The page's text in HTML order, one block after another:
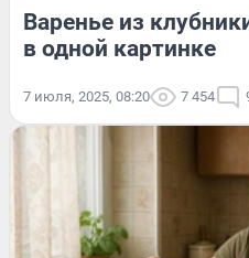
Варенье из
в одной картинке
7 июля, 2025, 08:20 7 454